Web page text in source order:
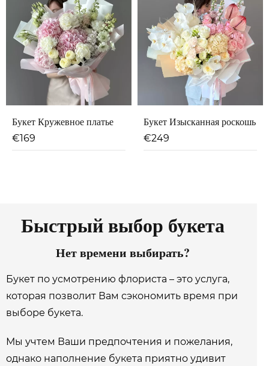
Букет Кружевное платье
€169
Букет Изысканная роскошь
€249
Быстрый выбор букета
Нет времени выбирать?
Букет по усмотрению флориста – это услуга,
которая позволит Вам сэкономить время при
выборе букета.
Мы учтем Ваши предпочтения и пожелания,
однако наполнение букета приятно удивит